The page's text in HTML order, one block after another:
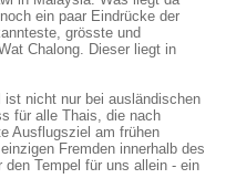
ein paar Eindrücke der
grösste und
Chalong. Dieser liegt in
ist nicht nur bei ausländischen
für alle Thais, die nach
Ausflugsziel am frühen
Fremden innerhalb des
Tempel für uns allein - ein